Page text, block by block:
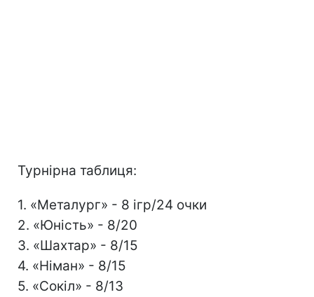
Турнірна таблиця:
1. «Металург» - 8 ігр/24 очки
2. «Юність» - 8/20
3. «Шахтар» - 8/15
4. «Німан» - 8/15
5. «Сокіл» - 8/13